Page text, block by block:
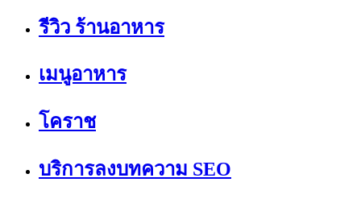
รีวิว ร้านอาหาร
เมนูอาหาร
โคราช
บริการลงบทความ SEO